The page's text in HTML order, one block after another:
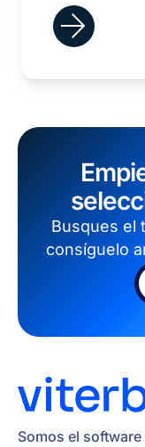
Busques el
consíguelo
Somos el